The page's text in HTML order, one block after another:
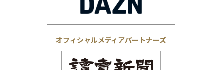
オフィシャルメディアパートナーズ